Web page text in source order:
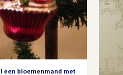
een bloemenmand met